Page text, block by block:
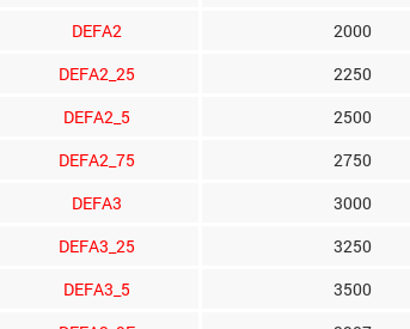
DEFA2
2000
DEFA2_25
2250
DEFA2_5
2500
DEFA2_75
2750
DEFA3
3000
DEFA3_25
3250
DEFA3_5
3500